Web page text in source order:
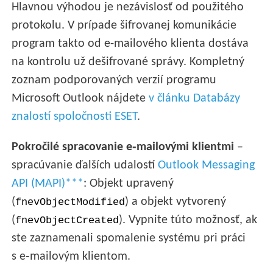
Hlavnou výhodou je nezávislosť od použitého
protokolu. V prípade šifrovanej komunikácie
program takto od e-mailového klienta dostáva
na kontrolu už dešifrované správy. Kompletný
zoznam podporovaných verzií programu
Microsoft Outlook nájdetev článku Databázy
znalostí spoločnosti ESET.
Pokročilé spracovanie e‑mailovými klientmi –
spracúvanie ďalších udalostíOutlook Messaging
API (MAPI)***: Objekt upravený
(fnevObjectModified) a objekt vytvorený
(fnevObjectCreated). Vypnite túto možnosť, ak
ste zaznamenali spomalenie systému pri práci
s e‑mailovým klientom.